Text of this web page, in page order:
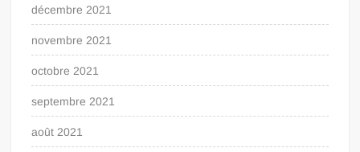
décembre 2021
novembre 2021
octobre 2021
septembre 2021
août 2021